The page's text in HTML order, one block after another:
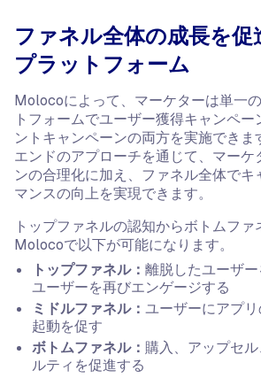
ファネル全体の成長を促
プラットフォーム
Molocoによって、マーケターは単一
トフォームでユーザー獲得キャンペー
ントキャンペーンの両方を実施できま
エンドのアプローチを通じて、マーケ
ンの合理化に加え、ファネル全体でキ
マンスの向上を実現できます。
トップファネルの認知からボトムファ
Molocoで以下が可能になります。
トップファネル： 離脱したユーザ
ユーザーを再びエンゲージする
ミドルファネル： ユーザーにアプ
起動を促す
ボトムファネル： 購入、アップセ
ルティを促進する